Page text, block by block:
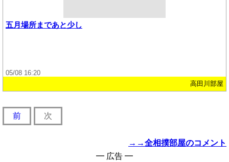
五月場所まであと少し
05/08 16:20
高田川部屋
前 次
→→全相撲部屋のコメント
━ 広告 ━